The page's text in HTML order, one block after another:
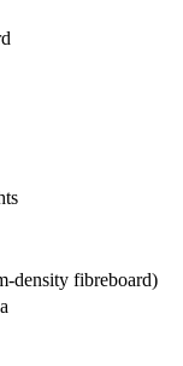
density fibreboard)